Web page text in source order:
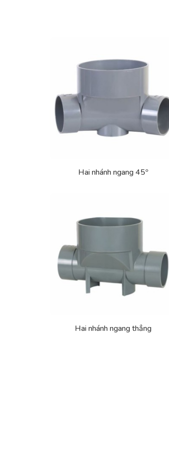
Hai nhánh ngang 45º
Hai nhánh ngang thẳng